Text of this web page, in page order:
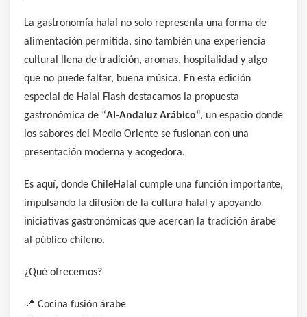
La gastronomía halal no solo representa una forma de
alimentación permitida, sino también una experiencia
cultural llena de tradición, aromas, hospitalidad y algo
que no puede faltar, buena música. En esta edición
especial de Halal Flash destacamos la propuesta
gastronómica de “Al‑Andaluz Arábico“, un espacio donde
los sabores del Medio Oriente se fusionan con una
presentación moderna y acogedora.
Es aquí, donde ChileHalal cumple una función importante,
impulsando la difusión de la cultura halal y apoyando
iniciativas gastronómicas que acercan la tradición árabe
al público chileno.
¿Qué ofrecemos?
📍 Cocina fusión árabe